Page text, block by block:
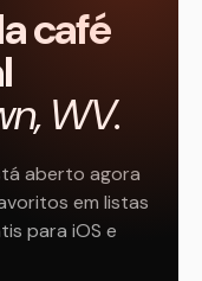
café
WV.
aberto agora
em listas
para iOS e